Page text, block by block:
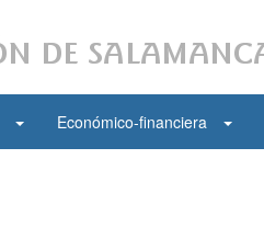
Económico-financiera